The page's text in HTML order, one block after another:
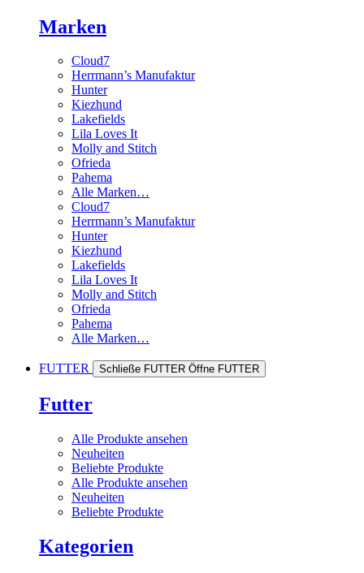
Marken
Cloud7
Herrmann’s Manufaktur
Hunter
Kiezhund
Lakefields
Lila Loves It
Molly and Stitch
Ofrieda
Pahema
Alle Marken…
Cloud7
Herrmann’s Manufaktur
Hunter
Kiezhund
Lakefields
Lila Loves It
Molly and Stitch
Ofrieda
Pahema
Alle Marken…
FUTTER Schließe FUTTER Öffne FUTTER
Futter
Alle Produkte ansehen
Neuheiten
Beliebte Produkte
Alle Produkte ansehen
Neuheiten
Beliebte Produkte
Kategorien